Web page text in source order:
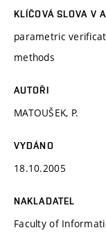
KLÍČOVÁ SLOVA V
parametric
methods
AUTOŘI
MATOUŠEK, P.
VYDÁNO
18.10.2005
NAKLADATEL
Faculty of